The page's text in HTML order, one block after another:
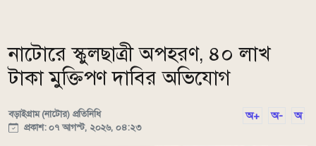
নাটোরে স্কুলছাত্রী অপহরণ, ৪০ লাখ
টাকা মুক্তিপণ দাবির অভিযোগ
বড়াইগ্রাম (নাটোর) প্রতিনিধি
প্রকাশ: ০৭ আগস্ট, ২০২৬, ০৪:২৩
অ+ অ- অ